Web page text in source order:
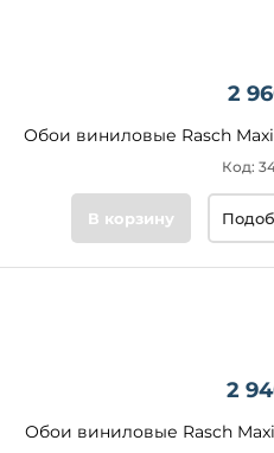
2
Обои виниловые Rasch
Код:
В корзину
2
Обои виниловые Rasch